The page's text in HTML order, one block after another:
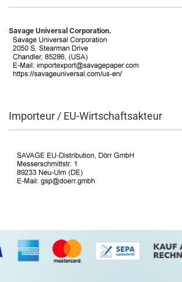
Savage Universal Corporation.
Importeur / EU-Wirtschaftsakteur